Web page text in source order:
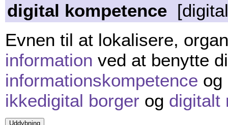
digital kompetence
Evnen til at lokalisere,
information ved at benytte
informationskompetence og
ikkedigital borger og digitalt